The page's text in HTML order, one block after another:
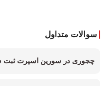
سوالات متداول
چجوری در سورین اسپرت ثبت